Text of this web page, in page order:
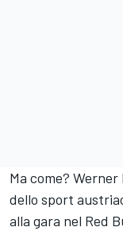
Ma come?
dello sport
alla gara nel Red